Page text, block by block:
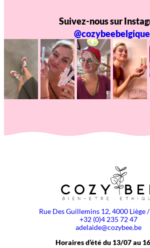
Suivez-nous sur
@cozybeebelgique
Rue Des Guillemins 12, 4000 Liège
+32 (0)4 235 72 47
adelaide@cozybee.be
Horaires d’été du 13/07 au